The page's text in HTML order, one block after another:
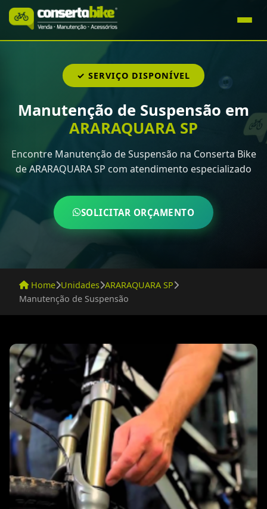
✓ SERVIÇO DISPONÍVEL
Manutenção de Suspensão em
ARARAQUARA SP
Encontre Manutenção de Suspensão na Conserta Bike
de ARARAQUARA SP com atendimento especializado
SOLICITAR ORÇAMENTO
Home Unidades ARARAQUARA SP
Manutenção de Suspensão